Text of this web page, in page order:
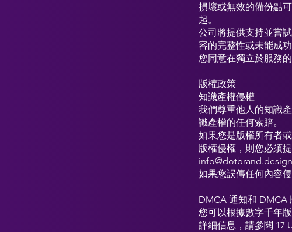
損壞或無效的備份點
起。
公司將提供支持並嘗
容的完整性或未能成
您同意在獨立於服務
版權政策
知識產權侵權
我們尊重他人的知識
識產權的任何索賠。
如果您是版權所有者
版權侵權，則您必須
info@dotbrand.design
如果您誤傳任何內容
DMCA 通知和 DMCA
您可以根據數字千年
詳細信息，請參閱 17